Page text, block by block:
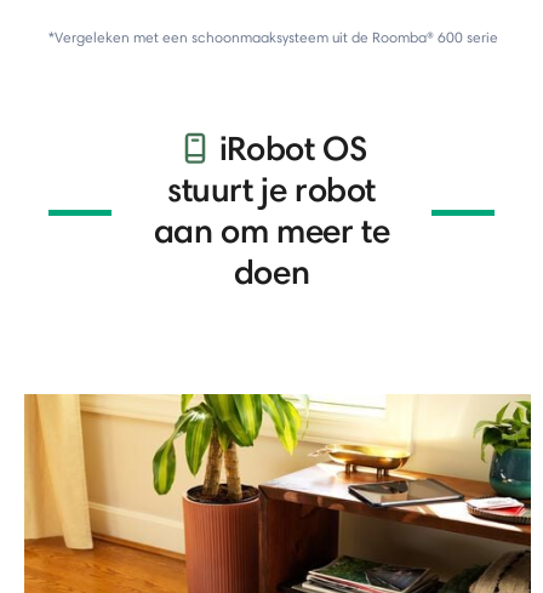
*Vergeleken met een schoonmaaksysteem uit de Roomba® 600 serie
iRobot OS
stuurt je robot
aan om meer te
doen